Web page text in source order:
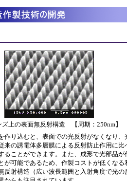
ズ上の表面無反射構造 【周期：250nm】
作り込むと、表面での光反射がなくなり、
来の誘電体多層膜による反射防止作用に
ることができます。また、成形で光部品
が可能であるため、作製コストが低くな
反射構造（広い波長範囲と入射角度で光の